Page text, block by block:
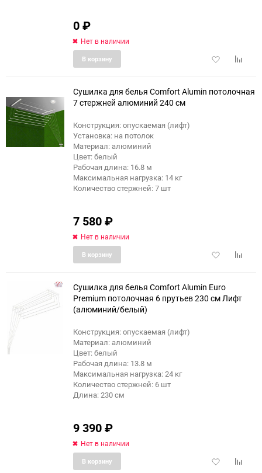
0₽
Нет в наличии
Добавить
В корзину
Сушилка для белья Comfort Alumin потолочная
7 стержней алюминий 240 см
Конструкция: опускаемая (лифт)
Установка: на потолок
Материал: алюминий
Цвет: белый
Рабочая длина: 16.8 м
Максимальная нагрузка: 14 кг
Количество стержней: 7 шт
7 580₽
Нет в наличии
Добавить
В корзину
Сушилка для белья Comfort Alumin Euro
Premium потолочная 6 прутьев 230 см Лифт
(алюминий/белый)
Конструкция: опускаемая (лифт)
Материал: алюминий
Цвет: белый
Рабочая длина: 13.8 м
Максимальная нагрузка: 24 кг
Количество стержней: 6 шт
Длина: 230 см
9 390₽
Нет в наличии
Добавить
В корзину